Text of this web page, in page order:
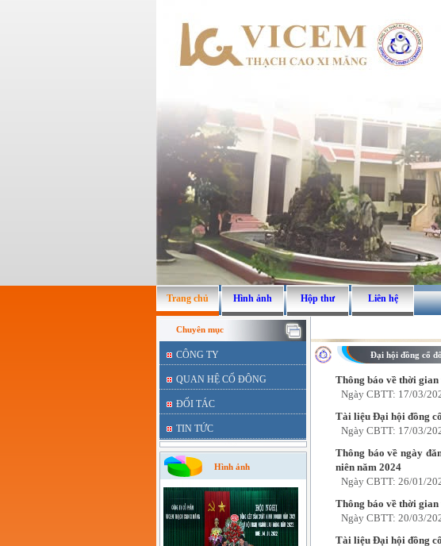
Trang chủ Hình ảnh Hộp thư Liên hệ
Chuyên mục
CÔNG TY
QUAN HỆ CỔ ĐÔNG
ĐỐI TÁC
TIN TỨC
Hình ảnh
Đại hội đồng cổ
Thông báo về thời
Ngày CBTT: 17/03/
Tài liệu Đại hội đồng
Ngày CBTT: 17/03/
Thông báo về ngày
niên năm 2024
Ngày CBTT: 26/01/
Thông báo về thời
Ngày CBTT: 20/03/
Tài liệu Đại hội đồng